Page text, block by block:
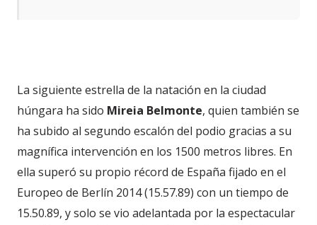
La siguiente estrella de la natación en la ciudad
húngara ha sido Mireia Belmonte, quien también se
ha subido al segundo escalón del podio gracias a su
magnífica intervención en los 1500 metros libres. En
ella superó su propio récord de España fijado en el
Europeo de Berlín 2014 (15.57.89) con un tiempo de
15.50.89, y solo se vio adelantada por la espectacular